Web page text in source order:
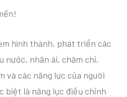
hình thành, phát triển các
nước, nhân ái, chăm chỉ,
và các năng lực của người
biệt là năng lực điều chỉnh